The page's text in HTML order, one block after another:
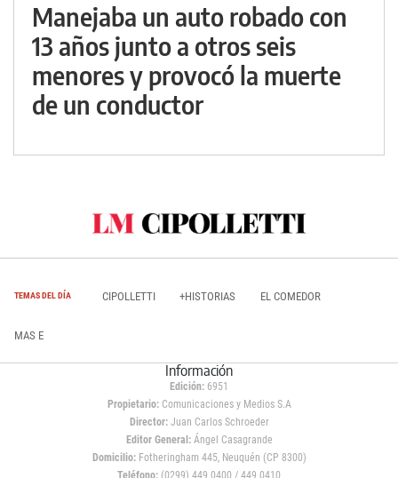
Manejaba un auto robado con
13 años junto a otros seis
menores y provocó la muerte
de un conductor
TEMAS DEL DÍA CIPOLLETTI +HISTORIAS EL COMEDOR
MAS E
Información
Edición: 6951
Propietario:Comunicaciones y Medios S.A
Director: Juan Carlos Schroeder
Editor General:Ángel Casagrande
Domicilio:Fotheringham 445, Neuquén (CP 8300)
Teléfono: (0299) 449 0400 / 449 0410